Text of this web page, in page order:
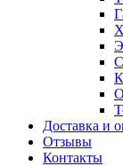
Доставка и
Отзывы
Контакты